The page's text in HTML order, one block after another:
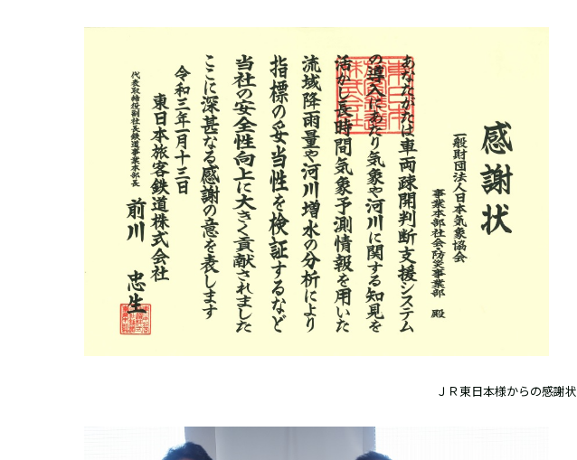
ＪＲ東日本様からの感謝状